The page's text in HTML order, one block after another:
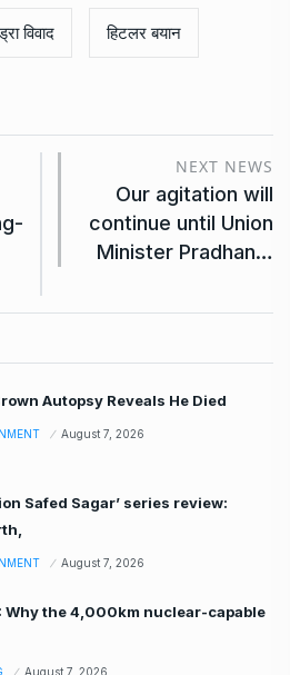
विवाद हिटलर बयान
NEXT NEWS
Our agitation will
continue until Union
Minister Pradhan…
Autopsy Reveals He Died
August 7, 2026
Safed Sagar’ series review:
August 7, 2026
Why the 4,000km nuclear-capable
August 7, 2026